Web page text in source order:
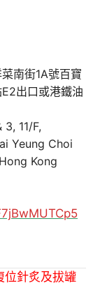
南街1A號百寶
出口或港鐵油
11/F,
Yeung Choi
Kong
位針炙及拔罐